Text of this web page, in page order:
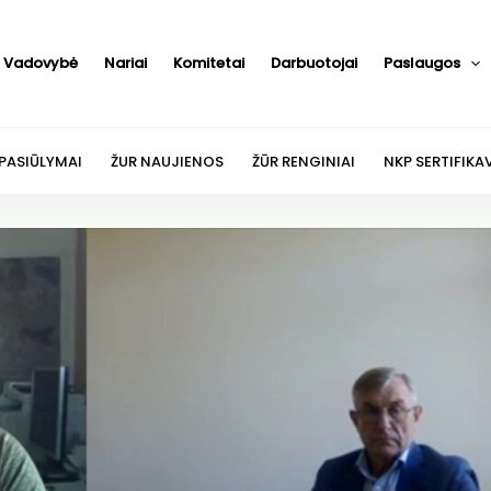
Vadovybė Nariai Komitetai Darbuotojai Paslaugos
ŽUR NAUJIENOS ŽŪR RENGINIAI NKP